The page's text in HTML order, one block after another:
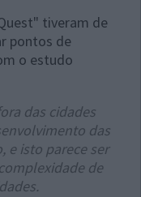
tiveram de
pontos de
o estudo
das cidades
das
e isto parece ser
de